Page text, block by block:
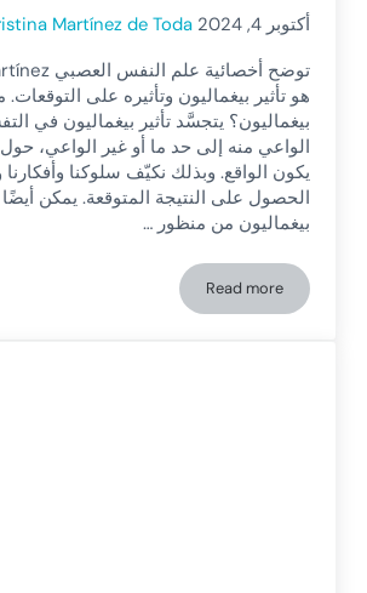
أكتوبر 4, 2024
Martínez de Toda
هو تأثير بيغماليون وتأثيره على التوقعات.
بيغماليون؟ يتجسَّد تأثير بيغماليون في
الواعي منه إلى حد ما أو غير الواعي،
يكون الواقع. وبذلك نكيّف سلوكنا
الحصول على النتيجة المتوقعة. يمكن أيضًا
بيغماليون من منظور …
Read moreتأثير بيغماليون وقوة التوقعات